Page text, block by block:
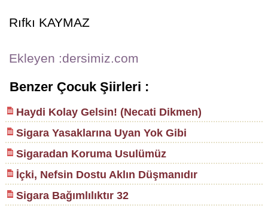
Rıfkı KAYMAZ
Ekleyen :dersimiz.com
Benzer Çocuk Şiirleri :
Haydi Kolay Gelsin! (Necati Dikmen)
Sigara Yasaklarına Uyan Yok Gibi
Sigaradan Koruma Usulümüz
İçki, Nefsin Dostu Aklın Düşmanıdır
Sigara Bağımlılıktır 32